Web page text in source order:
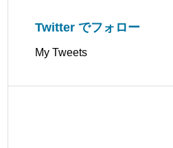
Twitter でフォロー
My Tweets